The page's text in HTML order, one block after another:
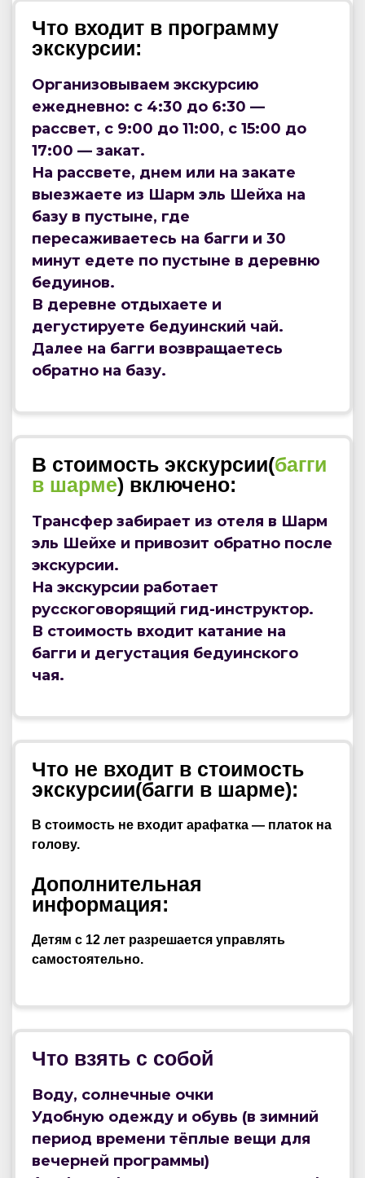
Что входит в программу
экскурсии:
Организовываем экскурсию
ежедневно: с 4:30 до 6:30 —
рассвет, с 9:00 до 11:00, с 15:00 до
17:00 — закат.
На рассвете, днем или на закате
выезжаете из Шарм эль Шейха на
базу в пустыне, где
пересаживаетесь на багги и 30
минут едете по пустыне в деревню
бедуинов.
В деревне отдыхаете и
дегустируете бедуинский чай.
Далее на багги возвращаетесь
обратно на базу.
В стоимость экскурсии(багги
в шарме) включено:
Трансфер забирает из отеля в Шарм
эль Шейхе и привозит обратно после
экскурсии.
На экскурсии работает
русскоговорящий гид-инструктор.
В стоимость входит катание на
багги и дегустация бедуинского
чая.
Что не входит в стоимость
экскурсии(багги в шарме):
В стоимость не входит арафатка — платок на
голову.
Дополнительная
информация:
Детям с 12 лет разрешается управлять
самостоятельно.
Что взять с собой
Воду, солнечные очки
Удобную одежду и обувь (в зимний
период времени тёплые вещи для
вечерней программы)